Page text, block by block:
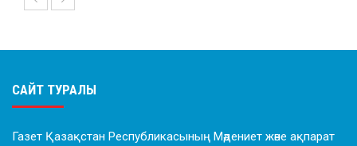
САЙТ ТУРАЛЫ
Газет Қазақстан Республикасының Мәдениет және ақпарат